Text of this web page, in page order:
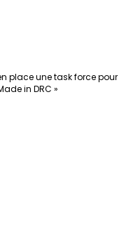
place une task force pour
in DRC »